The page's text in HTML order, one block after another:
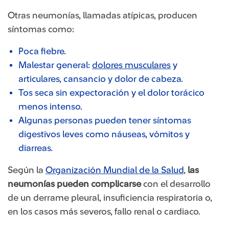
Otras neumonías, llamadas atípicas, producen
síntomas como:
Poca fiebre.
Malestar general: dolores musculares y
articulares, cansancio y dolor de cabeza.
Tos seca sin expectoración y el dolor torácico
menos intenso.
Algunas personas pueden tener síntomas
digestivos leves como náuseas, vómitos y
diarreas.
Según la Organización Mundial de la Salud, las
neumonías pueden complicarsecon el desarrollo
de un derrame pleural, insuficiencia respiratoria o,
en los casos más severos, fallo renal o cardiaco.